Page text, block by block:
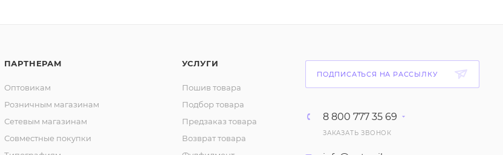
ПАРТНЕРАМ
Оптовикам
Розничным магазинам
Сетевым магазинам
Совместные покупки
УСЛУГИ
Пошив товара
Подбор товара
Предзаказ товара
Возврат товара
ПОДПИСАТЬСЯ НА РАССЫЛКУ
8 800 777 35 69
ЗАКАЗАТЬ ЗВОНОК